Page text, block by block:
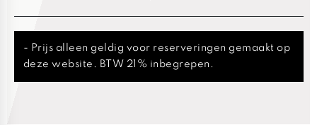
- Prijs alleen geldig voor reserveringen gemaakt op
deze website. BTW 21% inbegrepen.